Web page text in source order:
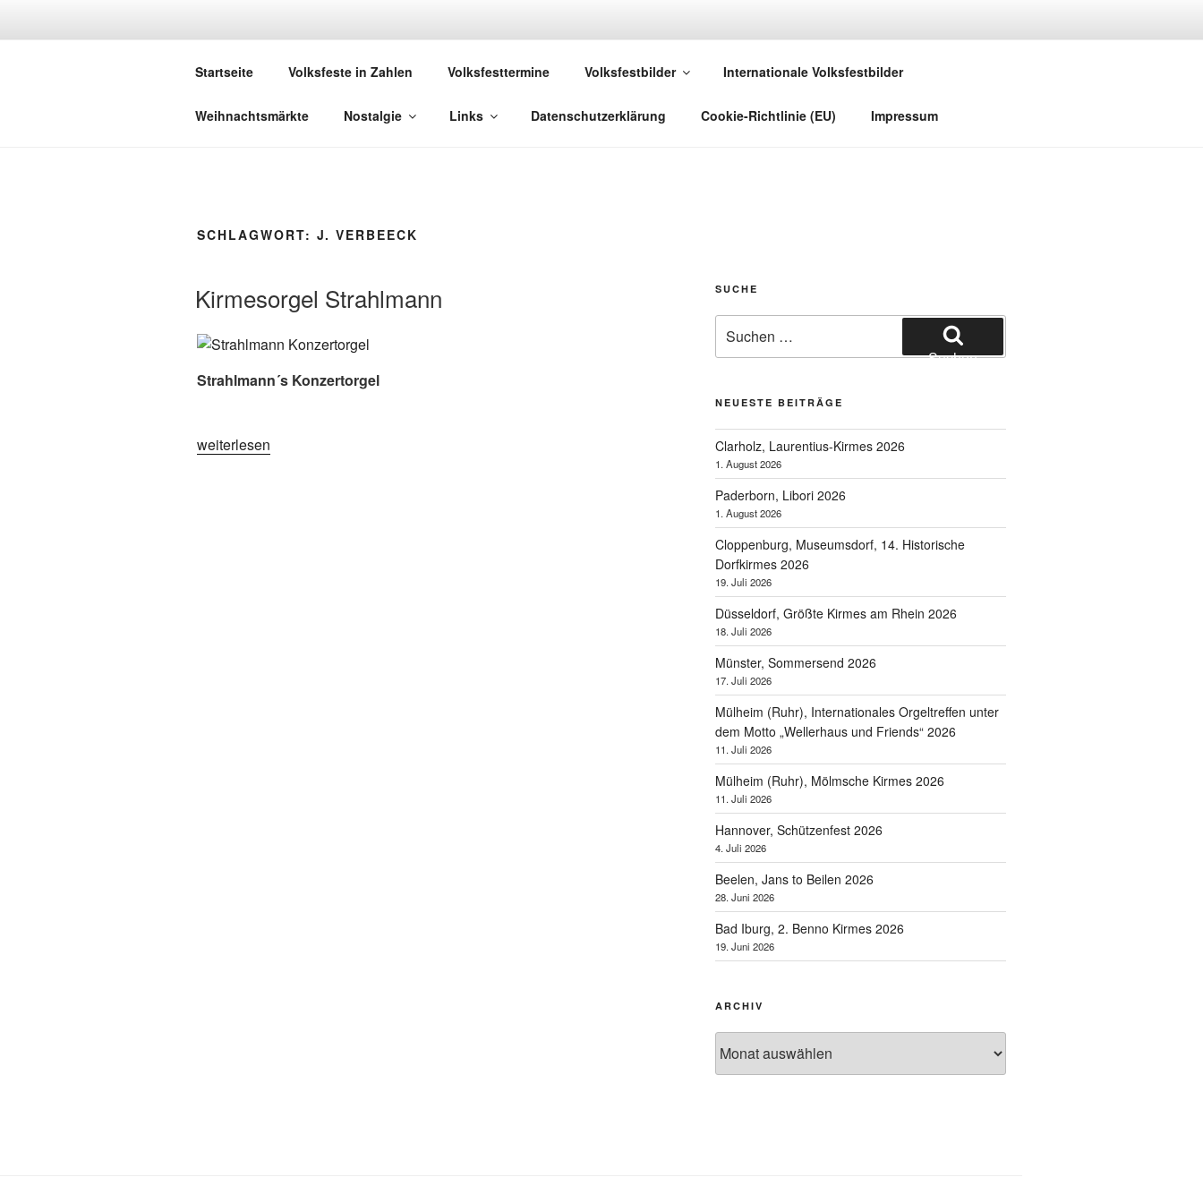
DEUTSCHE VOLKSFESTE
Startseite Volksfeste in Zahlen Volksfesttermine Volksfestbilder Internationale Volksfestbilder
Weihnachtsmärkte Nostalgie Links Datenschutzerklärung Cookie-Richtlinie (EU) Impressum
SCHLAGWORT: J. VERBEECK
Kirmesorgel Strahlmann
Strahlmann´s Konzertorgel
„Kirmesorgel
weiterlesen
SUCHE
nach:
Suchen
NEUESTE BEITRÄGE
Clarholz, Laurentius-Kirmes 2026
1. August 2026
Paderborn, Libori 2026
1. August 2026
Cloppenburg, Museumsdorf, 14. Historische
Dorfkirmes 2026
19. Juli 2026
Düsseldorf, Größte Kirmes am Rhein 2026
18. Juli 2026
Münster, Sommersend 2026
17. Juli 2026
Mülheim (Ruhr), Internationales Orgeltreffen unter
dem Motto „Wellerhaus und Friends“ 2026
11. Juli 2026
Mülheim (Ruhr), Mölmsche Kirmes 2026
11. Juli 2026
Hannover, Schützenfest 2026
4. Juli 2026
Beelen, Jans to Beilen 2026
28. Juni 2026
Bad Iburg, 2. Benno Kirmes 2026
19. Juni 2026
ARCHIV